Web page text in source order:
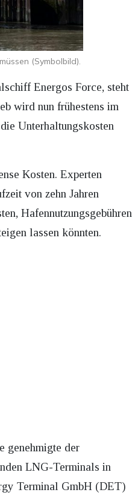
(Symbolbild).
Energos Force, steht
wird nun frühestens im
Unterhaltungskosten
Kosten. Experten
von zehn Jahren
Hafennutzungsgebühren
lassen könnten.
genehmigte der
LNG-Terminals in
Terminal GmbH (DET)